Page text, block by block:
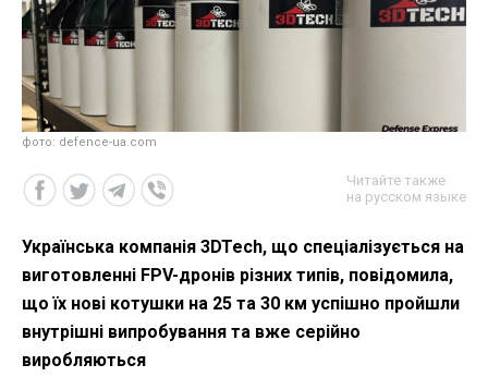
фото: defence-ua.com
Читайте также
на русском языке
Українська компанія 3DTech, що спеціалізується на
виготовленні FPV-дронів різних типів, повідомила,
що їх нові котушки на 25 та 30 км успішно пройшли
внутрішні випробування та вже серійно
виробляються